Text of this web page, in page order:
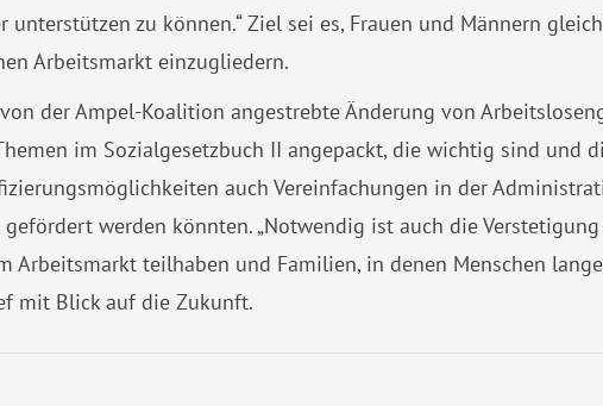
unterstützen zu können.“ Ziel sei es, Frauen und Männern
Arbeitsmarkt einzugliedern.
der Ampel-Koalition angestrebte Änderung von
im Sozialgesetzbuch II angepackt, die wichtig sind und
auch Vereinfachungen in der
werden könnten. „Notwendig ist auch die
Arbeitsmarkt teilhaben und Familien, in denen Menschen
mit Blick auf die Zukunft.